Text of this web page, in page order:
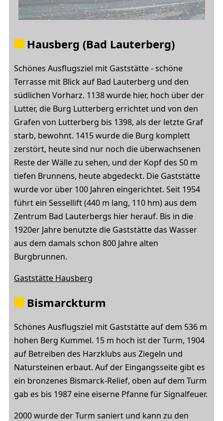
Hausberg (Bad Lauterberg)
Schönes Ausflugsziel mit Gaststätte - schöne
Terrasse mit Blick auf Bad Lauterberg und den
südlichen Vorharz. 1138 wurde hier, hoch über der
Lutter, die Burg Lutterberg errichtet und von den
Grafen von Lutterberg bis 1398, als der letzte Graf
starb, bewohnt. 1415 wurde die Burg komplett
zerstört, heute sind nur noch die überwachsenen
Reste der Wälle zu sehen, und der Kopf des 50 m
tiefen Brunnens, heute abgedeckt. Die Gaststätte
wurde vor über 100 Jahren eingerichtet. Seit 1954
führt ein Sessellift (440 m lang, 110 hm) aus dem
Zentrum Bad Lauterbergs hier herauf. Bis in die
1920er Jahre benutzte die Gaststätte das Wasser
aus dem damals schon 800 Jahre alten
Burgbrunnen.
Gaststätte Hausberg
Bismarckturm
Schönes Ausflugsziel mit Gaststätte auf dem 536 m
hohen Berg Kummel. 15 m hoch ist der Turm, 1904
auf Betreiben des Harzklubs aus Ziegeln und
Natursteinen erbaut. Auf der Eingangsseite gibt es
ein bronzenes Bismarck-Relief, oben auf dem Turm
gab es bis 1987 eine eiserne Pfanne für Signalfeuer.
2000 wurde der Turm saniert und kann zu den